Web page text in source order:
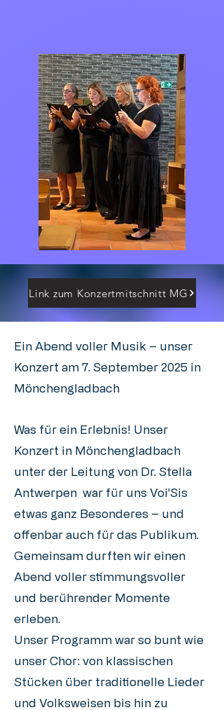
Link zum Konzertmitschnitt MG
Ein Abend voller Musik – unser
Konzert am 7. September 2025 in
Mönchengladbach
Was für ein Erlebnis! Unser
Konzert in Mönchengladbach
unter der Leitung von Dr. Stella
Antwerpen war für uns Voi’Sis
etwas ganz Besonderes – und
offenbar auch für das Publikum.
Gemeinsam durften wir einen
Abend voller stimmungsvoller
und berührender Momente
erleben.
Unser Programm war so bunt wie
unser Chor: von klassischen
Stücken über traditionelle Lieder
und Volksweisen bis hin zu